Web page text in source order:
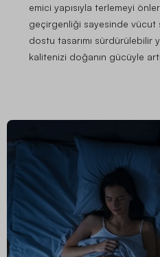
emici yapısıyla terlemeyi
geçirgenliği sayesinde vücut
dostu tasarımı sürdürülebilir
kalitenizi doğanın gücüyle